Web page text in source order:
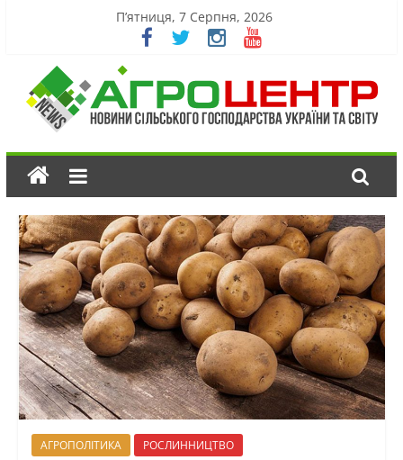
П’ятниця, 7 Серпня, 2026
АГРОПОЛІТИКА РОСЛИННИЦТВО